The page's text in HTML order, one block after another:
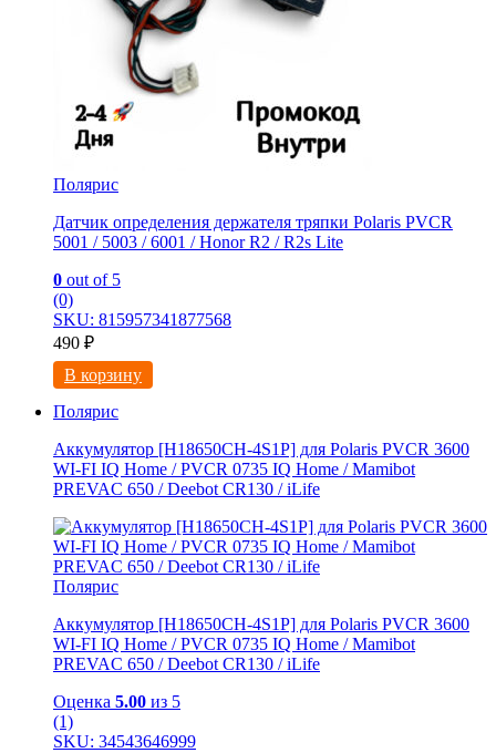
Полярис
Датчик определения держателя тряпки Polaris PVCR
5001 / 5003 / 6001 / Honor R2 / R2s Lite
0 out of 5
(0)
SKU: 815957341877568
490 ₽
В корзину
Полярис
Аккумулятор [H18650CH-4S1P] для Polaris PVCR 3600
WI-FI IQ Home / PVCR 0735 IQ Home / Mamibot
PREVAC 650 / Dееbоt СR130 / iLifе
Полярис
Аккумулятор [H18650CH-4S1P] для Polaris PVCR 3600
WI-FI IQ Home / PVCR 0735 IQ Home / Mamibot
PREVAC 650 / Dееbоt СR130 / iLifе
Оценка 5.00 из 5
(1)
SKU: 34543646999